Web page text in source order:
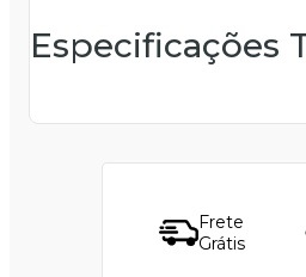
Especificações
Frete
Grátis